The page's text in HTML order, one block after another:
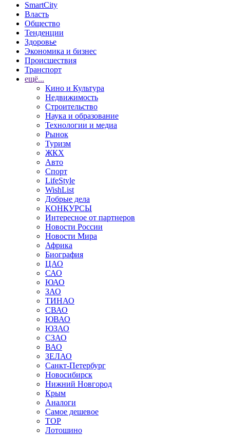
SmartCity
Власть
Общество
Тенденции
Здоровье
Экономика и бизнес
Происшествия
Транспорт
ещё...
Кино и Культура
Недвижимость
Строительство
Наука и образование
Технологии и медиа
Рынок
Туризм
ЖКХ
Авто
Спорт
LifeStyle
WishList
Добрые дела
КОНКУРСЫ
Интересное от партнеров
Новости России
Новости Мира
Африка
Биография
ЦАО
САО
ЮАО
ЗАО
ТИНАО
СВАО
ЮВАО
ЮЗАО
СЗАО
ВАО
ЗЕЛАО
Санкт-Петербург
Новосибирск
Нижний Новгород
Крым
Аналоги
Самое дешевое
TOP
Лотошино